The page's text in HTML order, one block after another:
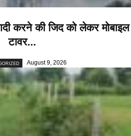
करने की जिद को लेकर मोबाइल
टावर...
August 9, 2026